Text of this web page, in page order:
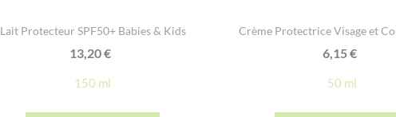
Lait Protecteur SPF50+ Babies & Kids
13,20€
150 ml
Crème Protectrice Visage et
6,15€
50 ml